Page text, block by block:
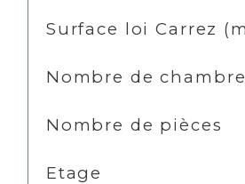
Surface loi Carrez
Nombre de
Nombre de pièces
Etage